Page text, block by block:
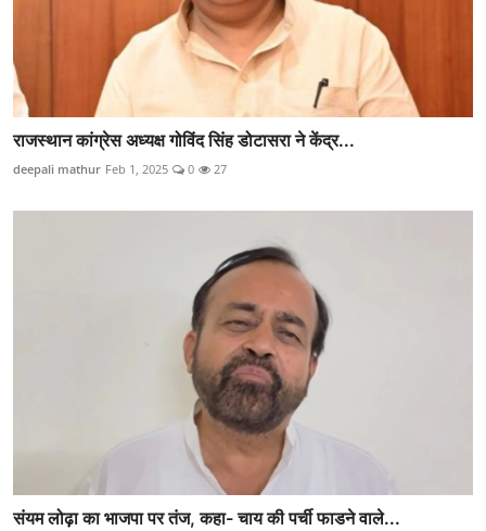
राजस्थान कांग्रेस अध्यक्ष गोविंद सिंह डोटासरा ने केंद्र...
deepali mathur Feb 1, 2025 0 27
संयम लोढ़ा का भाजपा पर तंज, कहा- चाय की पर्ची फाडने वाले...